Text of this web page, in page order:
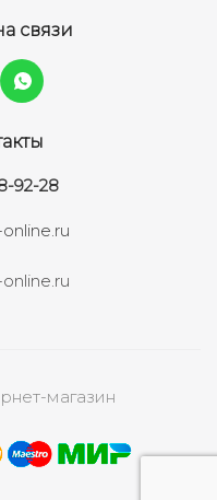
связи
92-28
магазин